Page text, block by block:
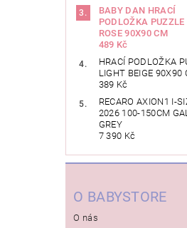
BABY DAN HRACÍ
PODLOŽKA PUZZLE
ROSE 90X90 CM
489 Kč
HRACÍ PODLOŽKA
LIGHT BEIGE 90X90
389 Kč
RECARO AXION1 I-
2026 100-150CM
GREY
7 390 Kč
O BABYSTORE
O nás